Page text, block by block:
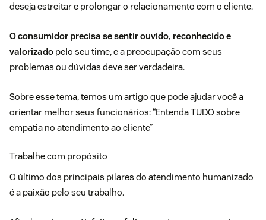
deseja estreitar e prolongar o relacionamento com o cliente.
O consumidor precisa se sentir ouvido, reconhecido e
valorizado pelo seu time, e a preocupação com seus
problemas ou dúvidas deve ser verdadeira.
Sobre esse tema, temos um artigo que pode ajudar você a
orientar melhor seus funcionários: “Entenda TUDO sobre
empatia no atendimento ao cliente”
Trabalhe com propósito
O último dos principais pilares do atendimento humanizado
é a paixão pelo seu trabalho.